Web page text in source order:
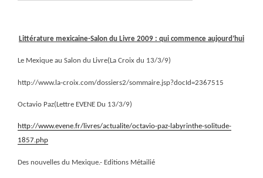
Littérature mexicaine-Salon du Livre 2009 : qui commence aujourd’hui
Le Mexique au Salon du Livre(La Croix du 13/3/9)
http://www.la-croix.com/dossiers2/sommaire.jsp?docId=2367515
Octavio Paz(Lettre EVENE Du 13/3/9)
http://www.evene.fr/livres/actualite/octavio-paz-labyrinthe-solitude-
1857.php
Des nouvelles du Mexique.- Editions Métailié